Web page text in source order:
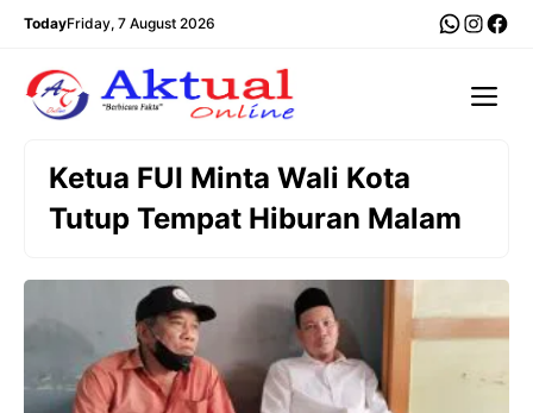
Langsung
TodayFriday, 7 August 2026
Ketua FUI Minta Wali Kota
Tutup Tempat Hiburan Malam